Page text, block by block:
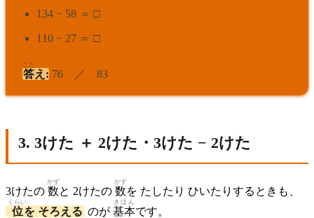
134 − 58 ＝ □
110 − 27 ＝ □
答
こた
え: 76 ／ 83
3. 3けた ＋ 2けた・3けた − 2けた
3けたの 数
かず
と 2けたの 数
かず
を たしたり ひいたりするときも、
位
くらい
を そろえる のが 基本
きほん
です。